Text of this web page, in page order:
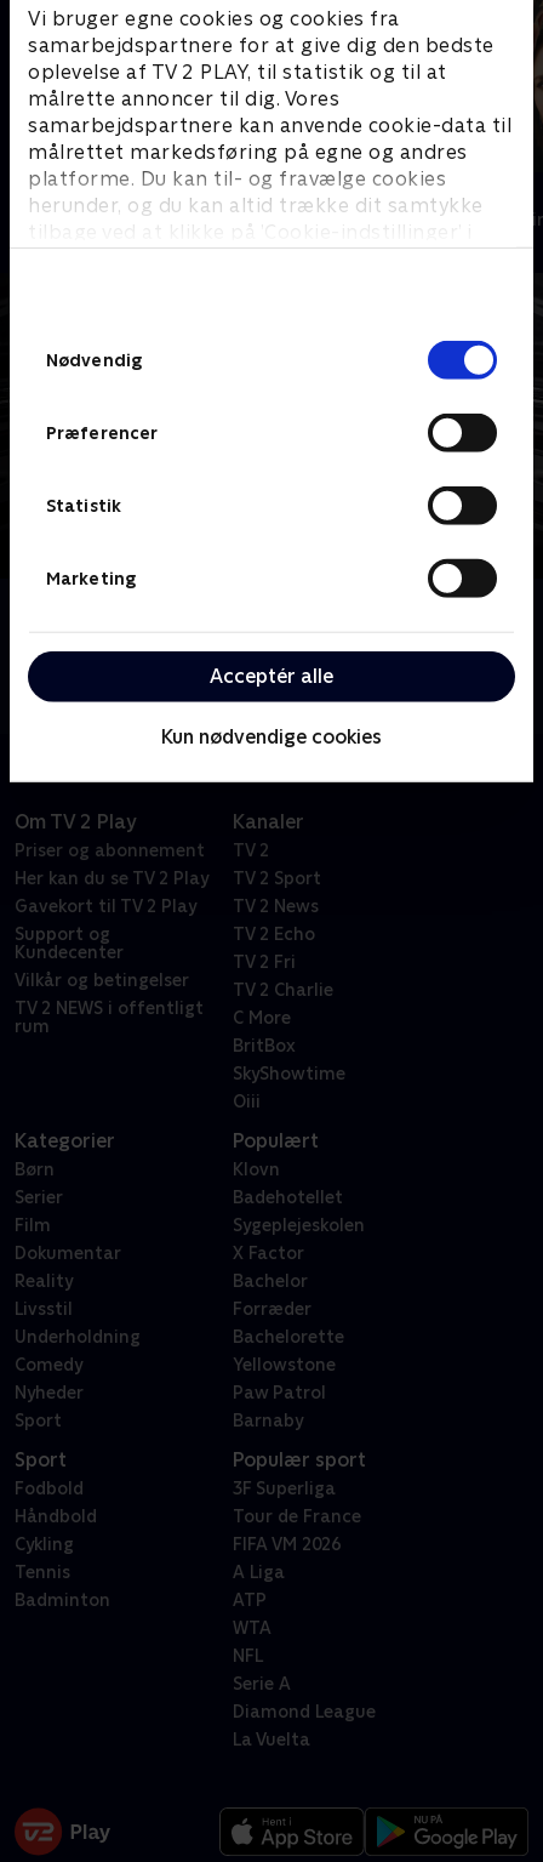
Vi bruger egne cookies og cookies fra
samarbejdspartnere for at give dig den bedste
oplevelse af TV 2 PLAY, til statistik og til at
målrette annoncer til dig. Vores
samarbejdspartnere kan anvende cookie-data til
målrettet markedsføring på egne og andres
platforme. Du kan til- og fravælge cookies
herunder, og du kan altid trække dit samtykke
tilbage ved at klikke på ’Cookie-indstillinger’ i
Nødvendig
Præferencer
Statistik
Marketing
Acceptér alle
Kun nødvendige cookies
Trigger Point
Krimi & Spænding • 3 sæsoner
Top Dog
Krimi &
yndlings seriemorder, opklarer forbrydelser om
dagen og begår dem om natten.
Om TV 2 Play
Priser og abonnement
Her kan du se TV 2 Play
Gavekort til TV 2 Play
Support og
Kundecenter
Vilkår og betingelser
TV 2 NEWS i offentligt
rum
Kanaler
TV 2
TV 2 Sport
TV 2 News
TV 2 Echo
TV 2 Fri
TV 2 Charlie
C More
BritBox
SkyShowtime
Oiii
Kategorier
Børn
Serier
Film
Dokumentar
Reality
Livsstil
Underholdning
Comedy
Nyheder
Sport
Populært
Klovn
Badehotellet
Sygeplejeskolen
X Factor
Bachelor
Forræder
Bachelorette
Yellowstone
Paw Patrol
Barnaby
Sport
Fodbold
Håndbold
Cykling
Tennis
Badminton
Populær sport
3F Superliga
Tour de France
FIFA VM 2026
A Liga
ATP
WTA
NFL
Serie A
Diamond League
La Vuelta